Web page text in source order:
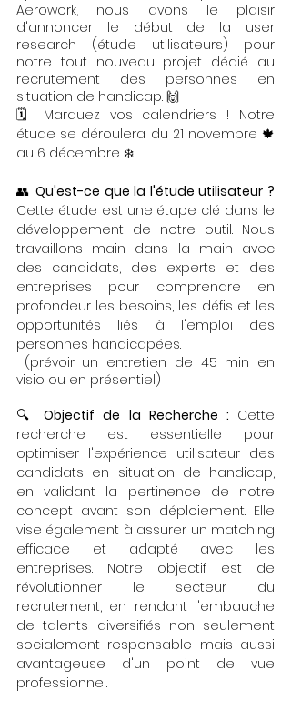
Aerowork, nous avons le plaisir
d'annoncer le début de la user
research (étude utilisateurs) pour
notre tout nouveau projet dédié au
recrutement des personnes en
situation de handicap. 🙌
🗓️ Marquez vos calendriers ! Notre
étude se déroulera du 21 novembre 🍁
au 6 décembre ❄️
👥 Qu'est-ce que la l'étude utilisateur ?
Cette étude est une étape clé dans le
développement de notre outil. Nous
travaillons main dans la main avec
des candidats, des experts et des
entreprises pour comprendre en
profondeur les besoins, les défis et les
opportunités liés à l'emploi des
personnes handicapées.
visio ou en présentiel)
🔍 Objectif de la Recherche : Cette
recherche est essentielle pour
optimiser l'expérience utilisateur des
candidats en situation de handicap,
en validant la pertinence de notre
concept avant son déploiement. Elle
vise également à assurer un matching
efficace et adapté avec les
entreprises. Notre objectif est de
révolutionner le secteur du
recrutement, en rendant l'embauche
de talents diversifiés non seulement
socialement responsable mais aussi
avantageuse d'un point de vue
professionnel.